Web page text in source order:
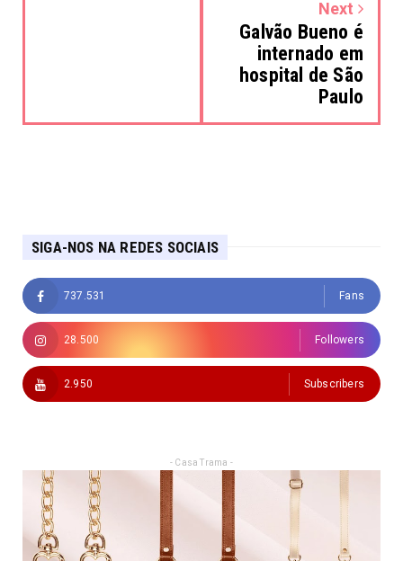
Next
Galvão Bueno é
internado em
hospital de São
Paulo
SIGA-NOS NA REDES SOCIAIS
737.531 Fans
28.500 Followers
2.950 Subscribers
- Casa Trama -